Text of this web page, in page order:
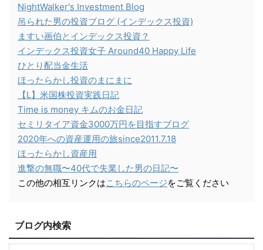
NightWalker's Investment Blog
吊られた男の投資ブログ (インデックス投資)
ますい画伯とインデックス投資？
インデックス投資女子 Around40 Happy Life
ひとり配当金生活
ほったらかし投資のまにまに
【L】米国株投資実践日記
Time is money キムのお金日記
セミリタイア資金3000万円を目指すブログ
2020年への資産運用の旅since2011.7.18
ほったらかし資産用
進撃の無職〜40代で失業した男の日記〜
この他の相互リンクはこちらのページをご覧ください
ブログ内検索